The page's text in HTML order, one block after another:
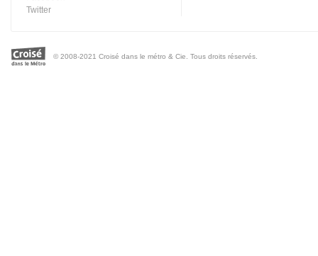
Twitter
© 2008-2021 Croisé dans le métro & Cie. Tous droits réservés.